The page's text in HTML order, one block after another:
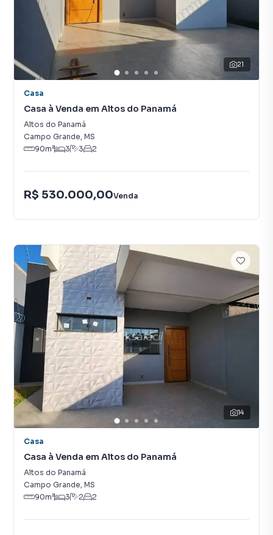
21
Casa
Casa à Venda em Altos do Panamá
Altos do Panamá
Campo Grande, MS
90m² 3 3 2
R$ 530.000,00Venda
14
Casa
Casa à Venda em Altos do Panamá
Altos do Panamá
Campo Grande, MS
90m² 3 2 2